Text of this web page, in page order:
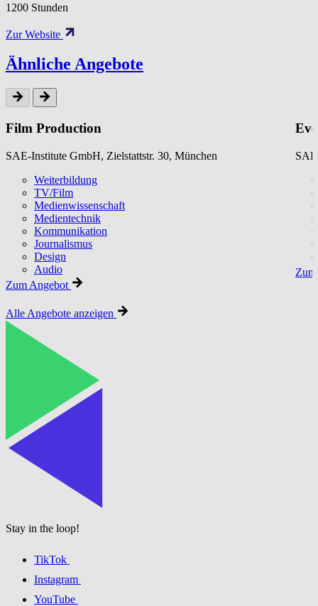
1200 Stunden
Zur Website
Ähnliche Angebote
Film Production
SAE-Institute GmbH, Zielstattstr. 30, München
Weiterbildung
TV/Film
Medienwissenschaft
Medientechnik
Kommunikation
Journalismus
Design
Audio
Zum Angebot
Alle Angebote anzeigen
Stay in the loop!
TikTok
Instagram
YouTube